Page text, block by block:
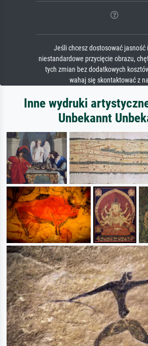
Jeśli chcesz dostosować jasność
niestandardowe przycięcie obrazu,
tych zmian bez dodatkowych
wahaj się skontaktować z
Inne wydruki
Unbekannt